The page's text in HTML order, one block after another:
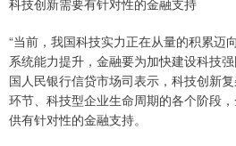
“当前，我国科技实力正在从量的积累迈
系统能力提升，金融要为加快建设科技
国人民银行信贷市场司表示，科技创新
环节、科技型企业生命周期的各个阶段
供有针对性的金融支持。